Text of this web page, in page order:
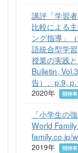
講評「学習
比較による
ング指導」
語統合型学
授業の実践
Bulletin,
告）、p.9,
2020年 招待有
「小学生の
World
family.co.jp/
2019年 招待有